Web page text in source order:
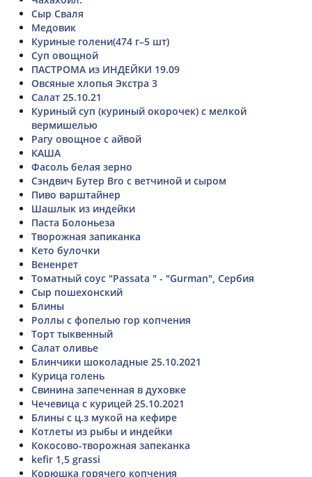
Сыр Сваля
Медовик
Куриные голени(474 г–5 шт)
Суп овощной
ПАСТРОМА из ИНДЕЙКИ 19.09
Овсяные хлопья Экстра 3
Салат 25.10.21
Куриный суп (куриный окорочек) с мелкой
вермишелью
Рагу овощное с айвой
КАША
Фасоль белая зерно
Сэндвич Бутер Bro с ветчиной и сыром
Пиво варштайнер
Шашлык из индейки
Паста Болоньеза
Творожная запиканка
Кето булочки
Вененрет
Томатный соус "Passata " - "Gurman", Сербия
Сыр пошехонский
Блины
Роллы с фопелью гор копчения
Торт тыквенный
Салат оливье
Блинчики шоколадные 25.10.2021
Курица голень
Свинина запеченная в духовке
Чечевица с курицей 25.10.2021
Блины с ц.з мукой на кефире
Котлеты из рыбы и индейки
Кокосово-творожная запеканка
kefir 1,5 grassi
Корюшка горячего копчения